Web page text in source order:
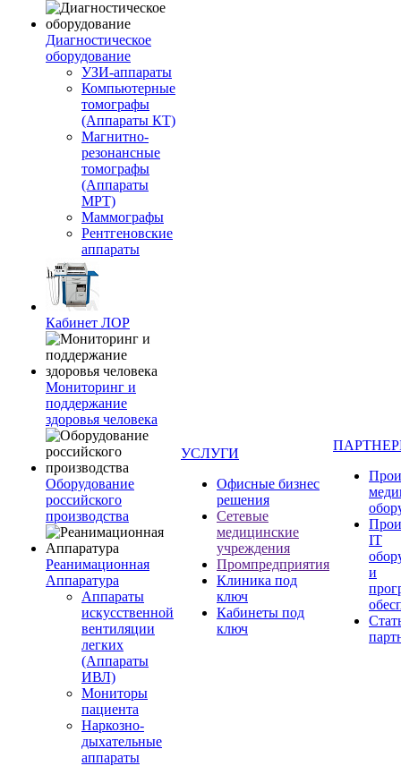
Диагностическое
оборудование
УЗИ-аппараты
Компьютерные
томографы
(Аппараты КТ)
Магнитно-
резонансные
томографы
(Аппараты
МРТ)
Маммографы
Рентгеновские
аппараты
Кабинет ЛОР
Мониторинг и
поддержание
здоровья человека
Оборудование
российского
производства
Реанимационная
Аппаратура
Аппараты
искусственной
вентиляции
легких
(Аппараты
ИВЛ)
Мониторы
пациента
Наркозно-
дыхательные
аппараты
УСЛУГИ
Офисные бизнес
решения
Сетевые
медицинские
учреждения
Промпредприятия
Клиника под
ключ
Кабинеты под
ключ
IT
и